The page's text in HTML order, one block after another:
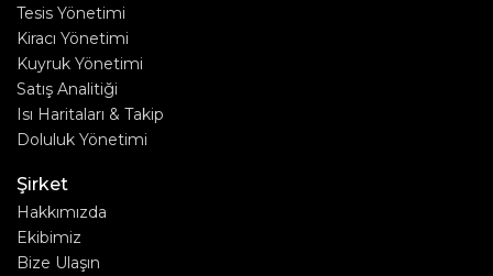
Tesis Yönetimi
Kiracı Yönetimi
Kuyruk Yönetimi
Satış Analitiği
Isı Haritaları & Takip
Doluluk Yönetimi
Şirket
Hakkımızda
Ekibimiz
Bize Ulaşın